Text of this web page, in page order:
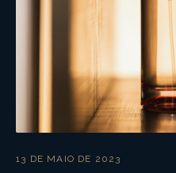
13 DE MAIO DE 2023